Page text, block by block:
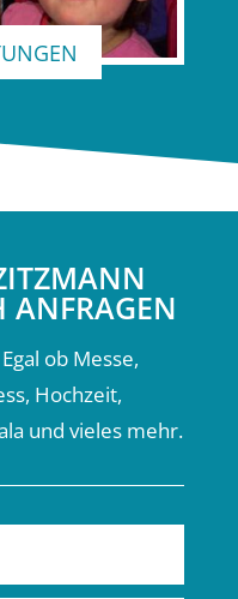
ANFRAGEN
ob Messe,
Hochzeit,
und vieles mehr.